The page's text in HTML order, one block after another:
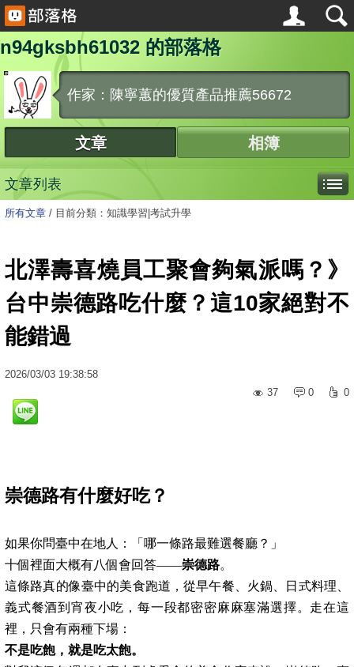
n94gksbh61032 的部落格
作家：陳寧蕙的優質產品推薦56672
文章 相簿
文章列表
所有文章 / 目前分類：知識學習|考試升學
北澤壽喜燒員工聚會夠氣派嗎？》
台中崇德路吃什麼？這10家絕對不
能錯過
2026/03/03 19:38:58
37
0 0
崇德路有什麼好吃？
如果你問臺中在地人：「哪一條路最難選餐廳？」
十個裡面大概有八個會回答——崇德路。
這條路真的像臺中的美食跑道，從早午餐、火鍋、日式料理、
義式餐酒到宵夜小吃，每一段都密密麻麻塞滿選擇。走在這
裡，只會有兩種下場：
不是吃飽，就是吃太飽。